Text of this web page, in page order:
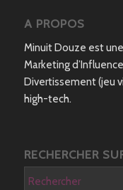
A PROPOS
Minuit Douze est
Marketing
Divertissement (jeu
high-tech.
RECHERCHER